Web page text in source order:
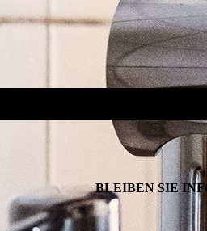
BLEIBEN SIE